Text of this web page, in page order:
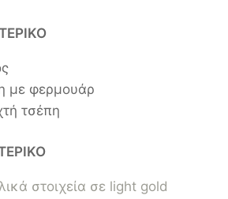
με φερμουάρ
τσέπη
στοιχεία σε light gold